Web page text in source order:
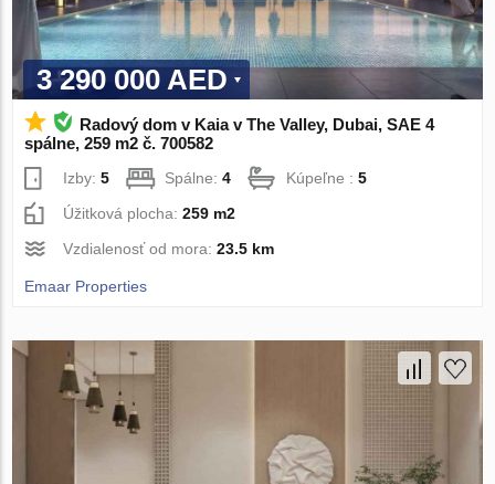
3 290 000 AED
Radový dom v Kaia v The Valley, Dubai, SAE 4
spálne, 259 m2 č. 700582
Izby:5 Spálne:4 Kúpeľne :5
Úžitková plocha:259 m2
Vzdialenosť od mora:23.5 km
Emaar Properties